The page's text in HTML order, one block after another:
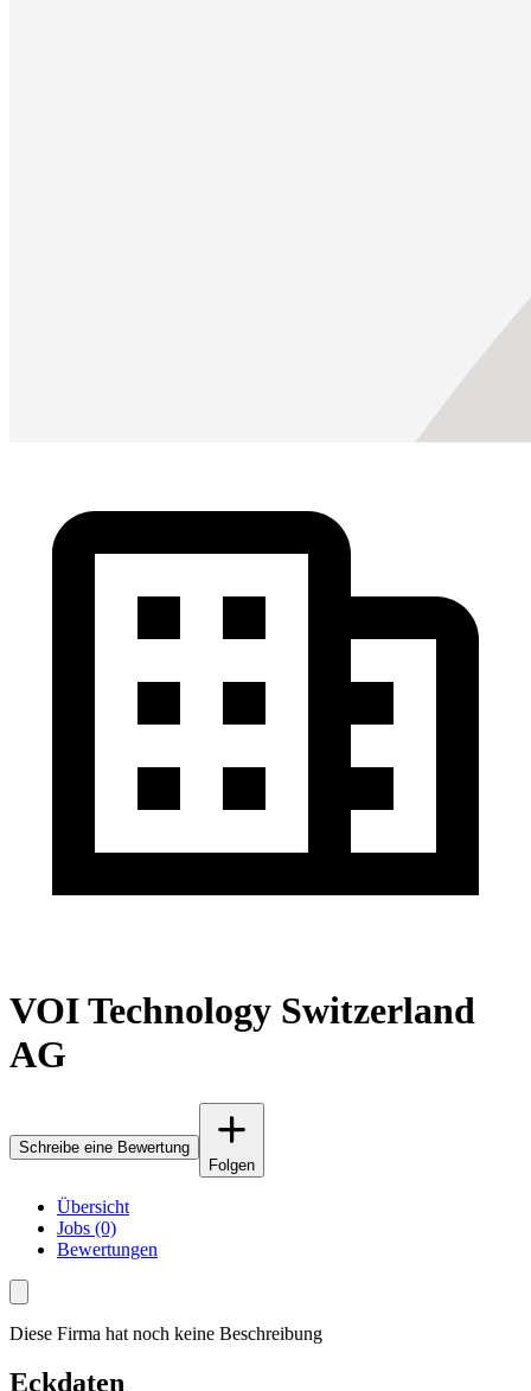
VOI Technology Switzerland
AG
Schreibe eine Bewertung
Folgen
Übersicht
Jobs (0)
Bewertungen
Diese Firma hat noch keine Beschreibung
Eckdaten